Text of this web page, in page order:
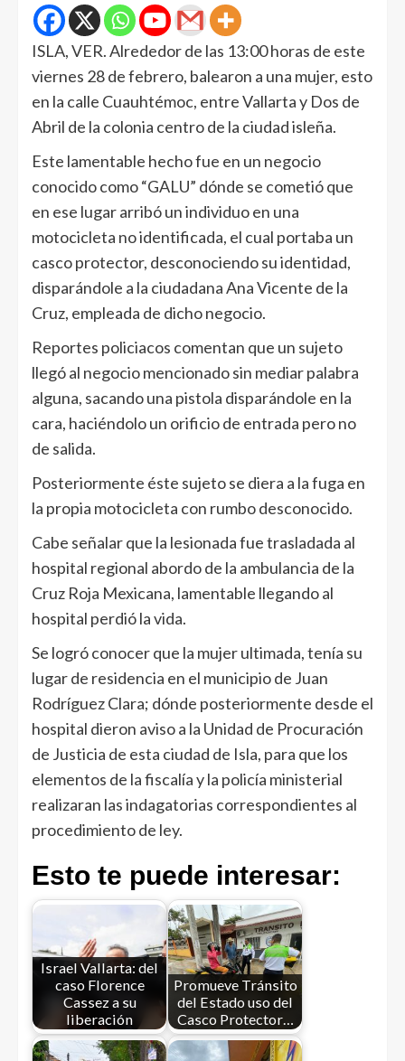
ISLA, VER. Alrededor de las 13:00 horas de este
viernes 28 de febrero, balearon a una mujer, esto
en la calle Cuauhtémoc, entre Vallarta y Dos de
Abril de la colonia centro de la ciudad isleña.
Este lamentable hecho fue en un negocio
conocido como “GALU” dónde se cometió que
en ese lugar arribó un individuo en una
motocicleta no identificada, el cual portaba un
casco protector, desconociendo su identidad,
disparándole a la ciudadana Ana Vicente de la
Cruz, empleada de dicho negocio.
Reportes policiacos comentan que un sujeto
llegó al negocio mencionado sin mediar palabra
alguna, sacando una pistola disparándole en la
cara, haciéndolo un orificio de entrada pero no
de salida.
Posteriormente éste sujeto se diera a la fuga en
la propia motocicleta con rumbo desconocido.
Cabe señalar que la lesionada fue trasladada al
hospital regional abordo de la ambulancia de la
Cruz Roja Mexicana, lamentable llegando al
hospital perdió la vida.
Se logró conocer que la mujer ultimada, tenía su
lugar de residencia en el municipio de Juan
Rodríguez Clara; dónde posteriormente desde el
hospital dieron aviso a la Unidad de Procuración
de Justicia de esta ciudad de Isla, para que los
elementos de la fiscalía y la policía ministerial
realizaran las indagatorias correspondientes al
procedimiento de ley.
Esto te puede interesar:
Israel Vallarta: del
caso Florence
Cassez a su
liberación
Promueve Tránsito
del Estado uso del
Casco Protector…